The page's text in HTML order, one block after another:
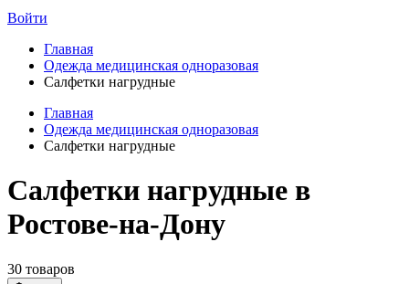
Войти
Главная
Одежда медицинская одноразовая
Салфетки нагрудные
Главная
Одежда медицинская одноразовая
Салфетки нагрудные
Салфетки нагрудные в
Ростове-на-Дону
30 товаров